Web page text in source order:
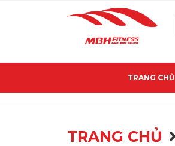
TRANG CHỦ
TRANG CHỦ